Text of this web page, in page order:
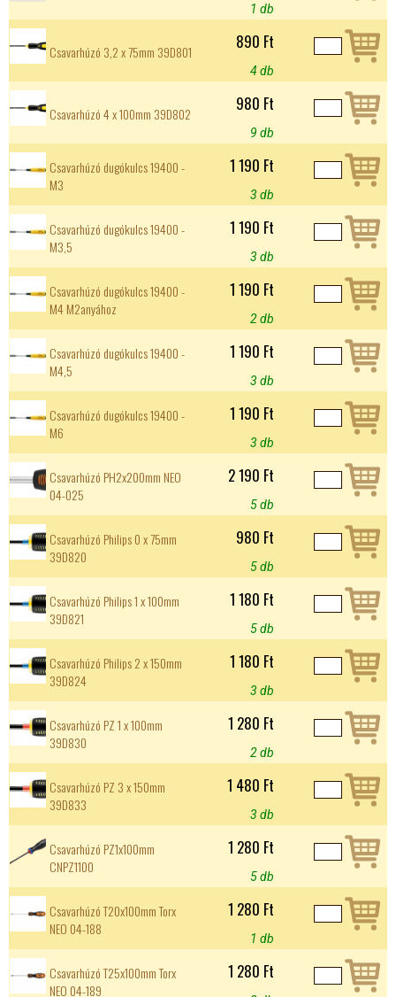
1 db
Csavarhúzó 3,2 x 75mm 39D801 890 Ft
4 db
Csavarhúzó 4 x 100mm 39D802 980 Ft
9 db
Csavarhúzó dugókulcs 19400 -
M3
1 190 Ft
3 db
Csavarhúzó dugókulcs 19400 -
M3,5
1 190 Ft
3 db
Csavarhúzó dugókulcs 19400 -
M4 M2anyához
1 190 Ft
2 db
Csavarhúzó dugókulcs 19400 -
M4,5
1 190 Ft
3 db
Csavarhúzó dugókulcs 19400 -
M6
1 190 Ft
3 db
Csavarhúzó PH2x200mm NEO
04-025
2 190 Ft
5 db
Csavarhúzó Philips 0 x 75mm
39D820
980 Ft
5 db
Csavarhúzó Philips 1 x 100mm
39D821
1 180 Ft
5 db
Csavarhúzó Philips 2 x 150mm
39D824
1 180 Ft
3 db
Csavarhúzó PZ 1 x 100mm
39D830
1 280 Ft
2 db
Csavarhúzó PZ 3 x 150mm
39D833
1 480 Ft
3 db
Csavarhúzó PZ1x100mm
CNPZ1100
1 280 Ft
5 db
Csavarhúzó T20x100mm Torx
NEO 04-188
1 280 Ft
1 db
Csavarhúzó T25x100mm Torx
NEO 04-189
1 280 Ft